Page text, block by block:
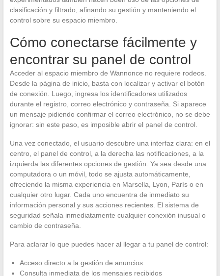
clasificación y filtrado, afinando su gestión y manteniendo el
control sobre su espacio miembro.
Cómo conectarse fácilmente y
encontrar su panel de control
Acceder al espacio miembro de Wannonce no requiere rodeos.
Desde la página de inicio, basta con localizar y activar el botón
de conexión. Luego, ingresa los identificadores utilizados
durante el registro, correo electrónico y contraseña. Si aparece
un mensaje pidiendo confirmar el correo electrónico, no se debe
ignorar: sin este paso, es imposible abrir el panel de control.
Una vez conectado, el usuario descubre una interfaz clara: en el
centro, el panel de control, a la derecha las notificaciones, a la
izquierda las diferentes opciones de gestión. Ya sea desde una
computadora o un móvil, todo se ajusta automáticamente,
ofreciendo la misma experiencia en Marsella, Lyon, París o en
cualquier otro lugar. Cada uno encuentra de inmediato su
información personal y sus acciones recientes. El sistema de
seguridad señala inmediatamente cualquier conexión inusual o
cambio de contraseña.
Para aclarar lo que puedes hacer al llegar a tu panel de control:
Acceso directo a la gestión de anuncios
Consulta inmediata de los mensajes recibidos